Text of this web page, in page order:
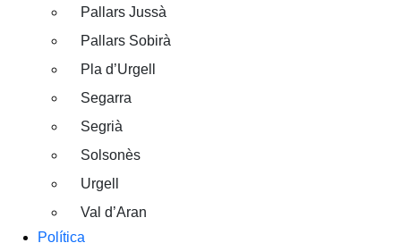
Pallars Jussà
Pallars Sobirà
Pla d’Urgell
Segarra
Segrià
Solsonès
Urgell
Val d’Aran
Política